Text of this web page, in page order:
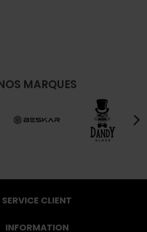
MARQUES
SERVICE CLIENT
INFORMATION